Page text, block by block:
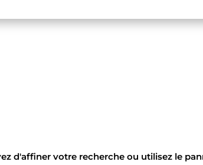
d'affiner votre recherche ou utilisez le